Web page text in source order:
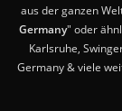
aus der ganzen
Germany" oder
Karlsruhe,
Germany & viele